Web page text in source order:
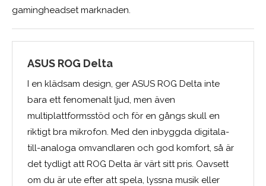
gamingheadset marknaden.
ASUS ROG Delta
I en klädsam design, ger ASUS ROG Delta inte
bara ett fenomenalt ljud, men även
multiplattformsstöd och för en gångs skull en
riktigt bra mikrofon. Med den inbyggda digitala-
till-analoga omvandlaren och god komfort, så är
det tydligt att ROG Delta är värt sitt pris. Oavsett
om du är ute efter att spela, lyssna musik eller